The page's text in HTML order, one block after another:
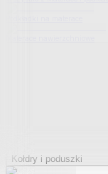
Kołdry i poduszki